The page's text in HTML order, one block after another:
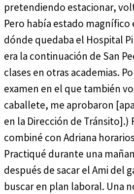
pretendiendo estacionar,
Pero había estado
dónde quedaba el Hospital
era la continuación de San
clases en otras academias.
examen en el que también
caballete, me aprobaron
en la Dirección de Tránsito].)
combiné con Adriana
Practiqué durante una
después de sacar el Ami del
buscar en plan laboral. Una